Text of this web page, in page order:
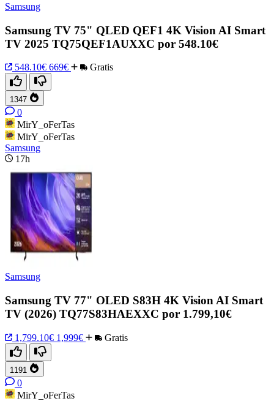
Samsung
Samsung TV 75" QLED QEF1 4K Vision AI Smart
TV 2025 TQ75QEF1AUXXC por 548.10€
548.10€ 669€ Gratis
1347
0
MirY_oFerTas
MirY_oFerTas
Samsung
17h
Samsung
Samsung TV 77" OLED S83H 4K Vision AI Smart
TV (2026) TQ77S83HAEXXC por 1.799,10€
1,799.10€ 1,999€ Gratis
1191
0
MirY_oFerTas